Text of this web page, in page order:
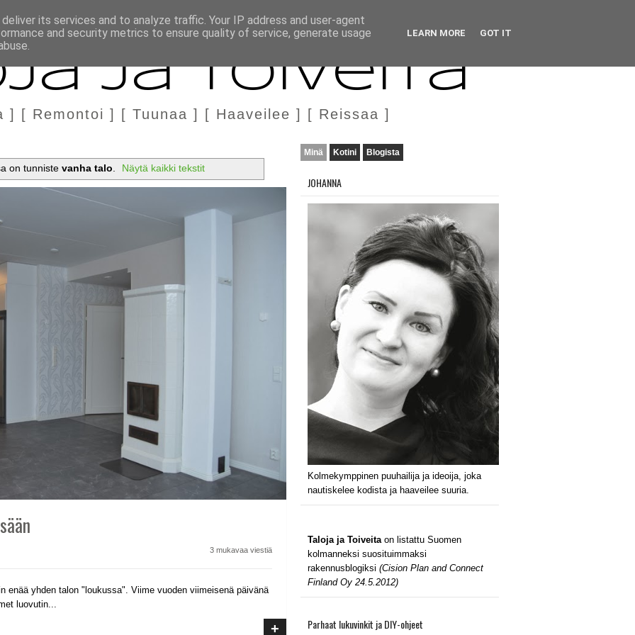
MARKKINOINTI & YHTEISTYÖ
ja Toiveita
] [ Remontoi ] [ Tuunaa ] [ Haaveilee ] [ Reissaa ]
on tunniste vanha talo. Näytä kaikki tekstit
3 mukavaa viestiä
enää yhden talon "loukussa". Viime vuoden viimeisenä päivänä
luovutin...
+
Minä Kotini Blogista
JOHANNA
Kolmekymppinen puuhailija ja ideoija, joka
nautiskelee kodista ja haaveilee suuria.
Taloja ja Toiveitaon listattu Suomen
kolmanneksi suosituimmaksi
rakennusblogiksi (Cision Plan and Connect
Finland Oy 24.5.2012)
Parhaat lukuvinkit ja DIY-ohjeet
its services and to analyze traffic. Your IP address and user-agent
and security metrics to ensure quality of service, generate usage
LEARN MORE GOT IT